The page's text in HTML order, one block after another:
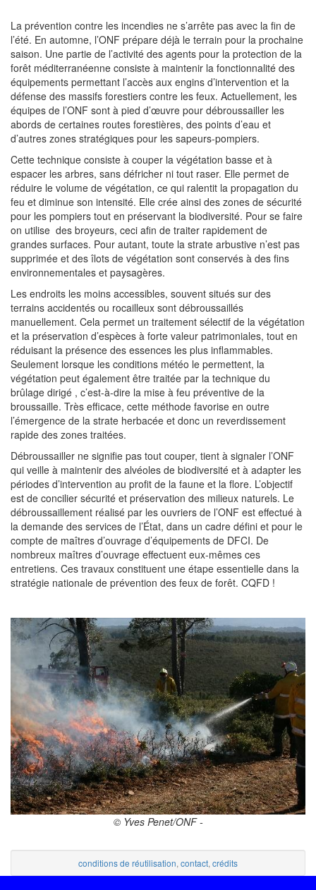
La prévention contre les incendies ne s’arrête pas avec la fin de
l’été. En automne, l’ONF prépare déjà le terrain pour la prochaine
saison. Une partie de l’activité des agents pour la protection de la
forêt méditerranéenne consiste à maintenir la fonctionnalité des
équipements permettant l’accès aux engins d’intervention et la
défense des massifs forestiers contre les feux. Actuellement, les
équipes de l’ONF sont à pied d’œuvre pour débroussailler les
abords de certaines routes forestières, des points d’eau et
d’autres zones stratégiques pour les sapeurs-pompiers.
Cette technique consiste à couper la végétation basse et à
espacer les arbres, sans défricher ni tout raser. Elle permet de
réduire le volume de végétation, ce qui ralentit la propagation du
feu et diminue son intensité. Elle crée ainsi des zones de sécurité
pour les pompiers tout en préservant la biodiversité. Pour se faire
on utilise des broyeurs, ceci afin de traiter rapidement de
grandes surfaces. Pour autant, toute la strate arbustive n’est pas
supprimée et des îlots de végétation sont conservés à des fins
environnementales et paysagères.
Les endroits les moins accessibles, souvent situés sur des
terrains accidentés ou rocailleux sont débroussaillés
manuellement. Cela permet un traitement sélectif de la végétation
et la préservation d’espèces à forte valeur patrimoniales, tout en
réduisant la présence des essences les plus inflammables.
Seulement lorsque les conditions météo le permettent, la
végétation peut également être traitée par la technique du
brûlage dirigé , c’est-à-dire la mise à feu préventive de la
broussaille. Très efficace, cette méthode favorise en outre
l’émergence de la strate herbacée et donc un reverdissement
rapide des zones traitées.
Débroussailler ne signifie pas tout couper, tient à signaler l’ONF
qui veille à maintenir des alvéoles de biodiversité et à adapter les
périodes d’intervention au profit de la faune et la flore. L’objectif
est de concilier sécurité et préservation des milieux naturels. Le
débroussaillement réalisé par les ouvriers de l’ONF est effectué à
la demande des services de l’État, dans un cadre défini et pour le
compte de maîtres d’ouvrage d’équipements de DFCI. De
nombreux maîtres d’ouvrage effectuent eux-mêmes ces
entretiens. Ces travaux constituent une étape essentielle dans la
stratégie nationale de prévention des feux de forêt. CQFD !
© Yves Penet/ONF -
conditions de réutilisation, contact, crédits